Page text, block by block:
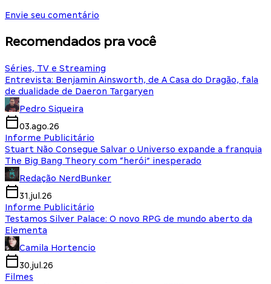
Envie seu comentário
Recomendados pra você
Séries, TV e Streaming
Entrevista: Benjamin Ainsworth, de A Casa do Dragão, fala
de dualidade de Daeron Targaryen
Pedro Siqueira
03.ago.26
Informe Publicitário
Stuart Não Consegue Salvar o Universo expande a franquia
The Big Bang Theory com “herói” inesperado
Redação NerdBunker
31.jul.26
Informe Publicitário
Testamos Silver Palace: O novo RPG de mundo aberto da
Elementa
Camila Hortencio
30.jul.26
Filmes